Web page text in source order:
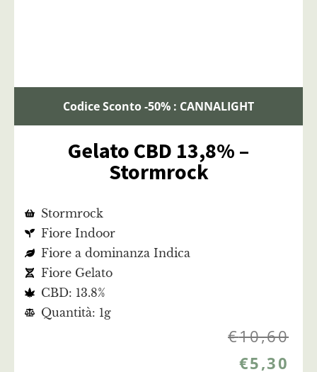
Codice Sconto -50% : CANNALIGHT
Gelato CBD 13,8% –
Stormrock
Stormrock
Fiore Indoor
Fiore a dominanza Indica
Fiore Gelato
CBD: 13.8%
Quantità: 1g
€10,60
€5,30